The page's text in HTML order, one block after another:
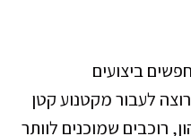
ביצועים
לעבור מקטנוע קטן
רוכבים שמוכנים לוותר